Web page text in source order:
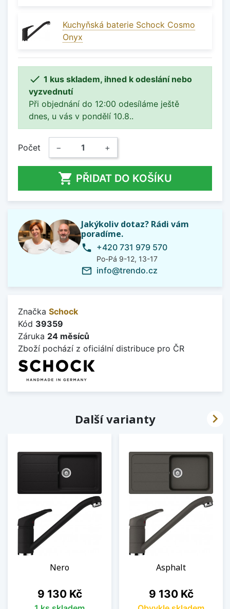
Kuchyňská baterie Schock Cosmo
Onyx
 1 kus skladem, ihned k odeslání nebo
vyzvednutí
Při objednání do 12:00 odesíláme ještě
dnes, u vás v pondělí 10.8..
Počet − +
 PŘIDAT DO KOŠÍKU
Jakýkoliv dotaz? Rádi vám
poradíme.
phone +420 731 979 570
Po-Pá 9-12, 13-17
mail_outline info@trendo.cz
Značka Schock
Kód 39359
Záruka 24 měsíců
Zboží pochází z oficiální distribuce pro ČR
Další varianty
Nero
Cena
9 130 Kč
Asphalt
Cena
9 130 Kč
